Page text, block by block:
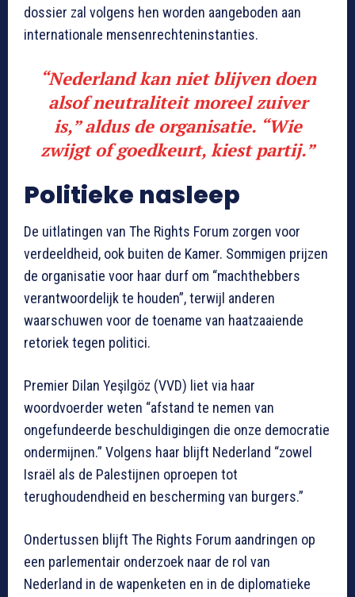
dossier zal volgens hen worden aangeboden aan
internationale mensenrechteninstanties.
“Nederland kan niet blijven doen
alsof neutraliteit moreel zuiver
is,” aldus de organisatie. “Wie
zwijgt of goedkeurt, kiest partij.”
Politieke nasleep
De uitlatingen van The Rights Forum zorgen voor
verdeeldheid, ook buiten de Kamer. Sommigen prijzen
de organisatie voor haar durf om “machthebbers
verantwoordelijk te houden”, terwijl anderen
waarschuwen voor de toename van haatzaaiende
retoriek tegen politici.
Premier Dilan Yeşilgöz (VVD) liet via haar
woordvoerder weten “afstand te nemen van
ongefundeerde beschuldigingen die onze democratie
ondermijnen.” Volgens haar blijft Nederland “zowel
Israël als de Palestijnen oproepen tot
terughoudendheid en bescherming van burgers.”
Ondertussen blijft The Rights Forum aandringen op
een parlementair onderzoek naar de rol van
Nederland in de wapenketen en in de diplomatieke